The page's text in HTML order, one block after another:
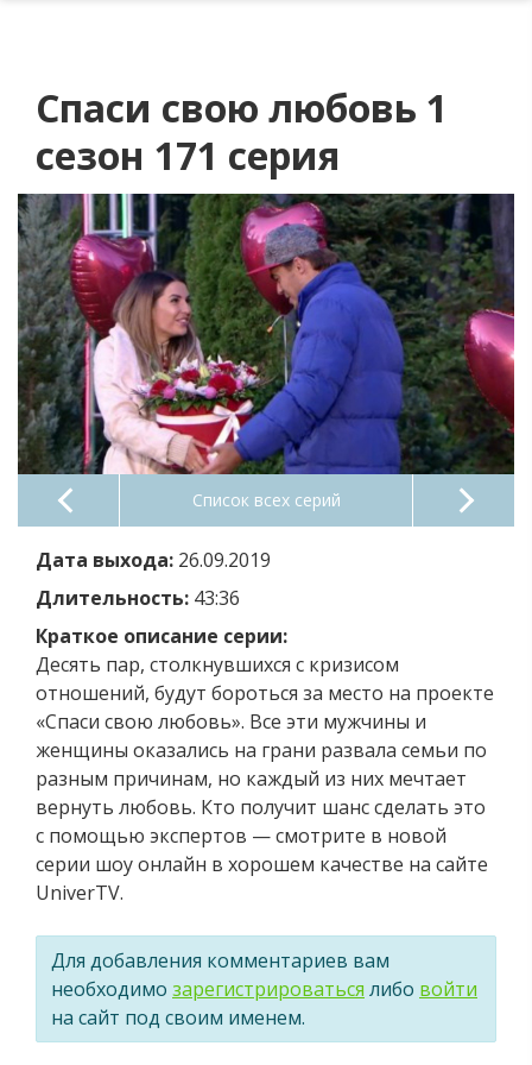
Спаси свою любовь 1
сезон 171 серия
Список всех серий
Дата выхода: 26.09.2019
Длительность: 43:36
Краткое описание серии:
Десять пар, столкнувшихся с кризисом
отношений, будут бороться за место на проекте
«Спаси свою любовь». Все эти мужчины и
женщины оказались на грани развала семьи по
разным причинам, но каждый из них мечтает
вернуть любовь. Кто получит шанс сделать это
с помощью экспертов — смотрите в новой
серии шоу онлайн в хорошем качестве на сайте
UniverTV.
Для добавления комментариев вам
необходимо зарегистрироваться либо войти
на сайт под своим именем.